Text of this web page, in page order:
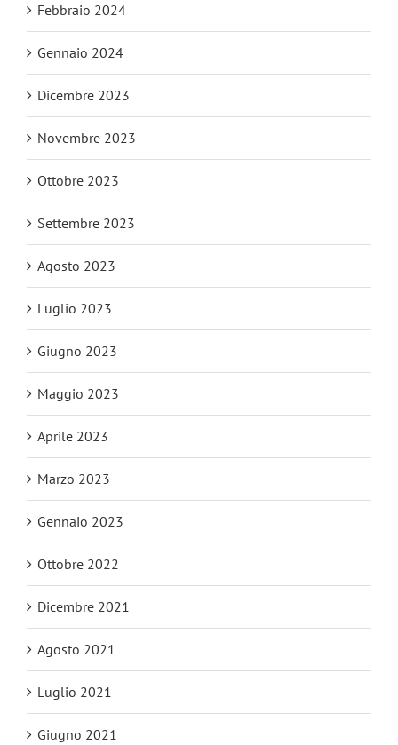
Febbraio 2024
Gennaio 2024
Dicembre 2023
Novembre 2023
Ottobre 2023
Settembre 2023
Agosto 2023
Luglio 2023
Giugno 2023
Maggio 2023
Aprile 2023
Marzo 2023
Gennaio 2023
Ottobre 2022
Dicembre 2021
Agosto 2021
Luglio 2021
Giugno 2021